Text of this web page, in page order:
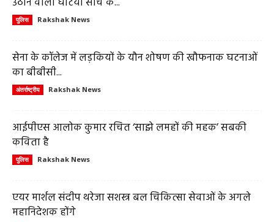
पुलिस Rakshak News
सेना के कॉलेज में लड़कियों के यौन शोषण की खौफनाक घटनाओं
का बीबीसी...
अंतर्राष्ट्रीय Rakshak News
आईपीएस आलोक कुमार रचित ‘साझे लमहों की महक’ सबकी
कविता है
पुलिस Rakshak News
एयर मार्शल संदीप थरेजा सशस्त्र बल चिकित्सा सेवाओं के अगले
महानिदेशक होंगे